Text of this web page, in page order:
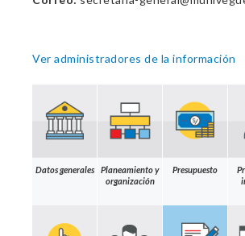
Ver administradores de la información
Datos generales
Planeamiento y
organización
Presupuesto